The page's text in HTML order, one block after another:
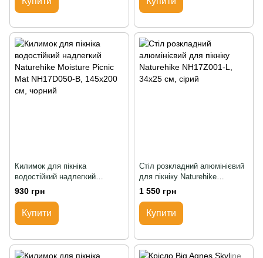
Килимок для пікніка
водостійкий надлегкий
Naturehike Moisture Picnic Mat
NH17D050-B, 145x200 см,
чорний
930 грн
Купити
Стіл розкладний алюмінієвий
для пікніку Naturehike
NH17Z001-L, 34х25 см, сірий
1 550 грн
Купити